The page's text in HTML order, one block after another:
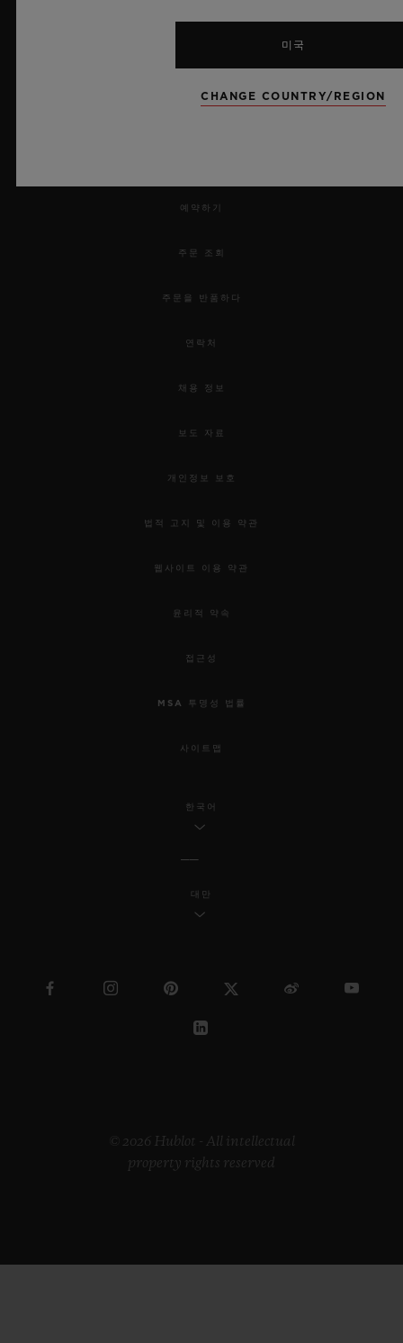
예약하기
주문 조회
주문을 반품하다
연락처
채용 정보
보도 자료
개인정보 보호
법적 고지 및 이용 약관
웹사이트 이용 약관
윤리적 약속
접근성
MSA 투명성 법률
사이트맵
한국어
대만
© 2026 Hublot - All intellectual
property rights reserved
미국
CHANGE COUNTRY/REGION